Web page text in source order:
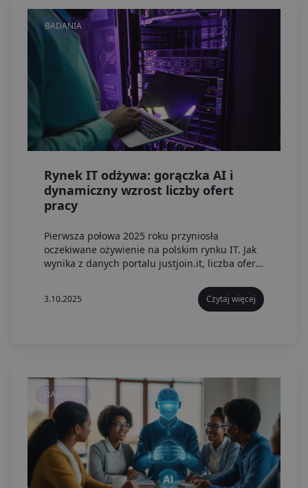
BADANIA
Rynek IT odżywa: gorączka AI i
dynamiczny wzrost liczby ofert
pracy
Pierwsza połowa 2025 roku przyniosła
oczekiwane ożywienie na polskim rynku IT. Jak
wynika z danych portalu justjoin.it, liczba ofert
analogicznego okresu w roku poprzednim.
Największym zainteresowaniem pracodawców
3.10.2025 Czytaj więcej
BADANIA